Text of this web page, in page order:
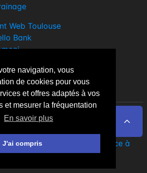
navigation, vous
de cookies pour vous
et offres adaptés à vos
et mesurer la fréquentation
En savoir plus
J'ai compris
Web Toulouse
Bank
| © 2026 - Tous droits réservés
undéveloppeur Web Freelance à
Toulouse